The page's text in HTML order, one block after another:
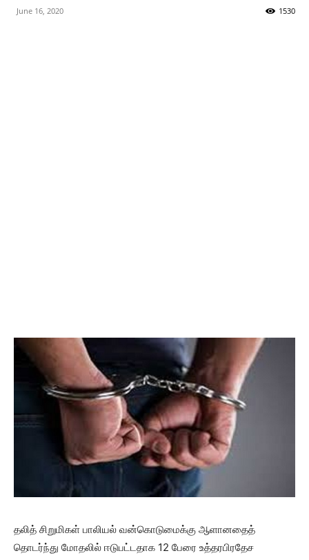
June 16, 2020 1530
தலித் சிறுமிகள் பாலியல் வன்கொடுமைக்கு ஆளானதைத்
தொடர்ந்து மோதலில் ஈடுபட்டதாக 12 பேரை உத்தரபிரதேச